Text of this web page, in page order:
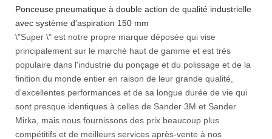
Ponceuse pneumatique à double action de qualité industrielle
avec système d'aspiration 150 mm
\"Super \" est notre propre marque déposée qui vise
principalement sur le marché haut de gamme et est très
populaire dans l'industrie du ponçage et du polissage et de la
finition du monde entier en raison de leur grande qualité,
d'excellentes performances et de sa longue durée de vie qui
sont presque identiques à celles de Sander 3M et Sander
Mirka, mais nous fournissons des prix beaucoup plus
compétitifs et de meilleurs services après-vente à nos